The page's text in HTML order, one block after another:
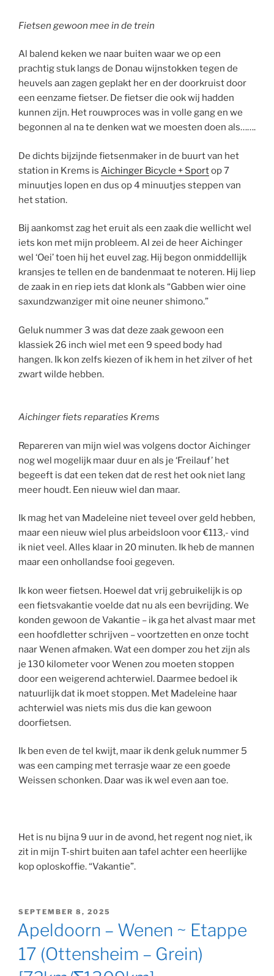
Fietsen gewoon mee in de trein
Al balend keken we naar buiten waar we op een
prachtig stuk langs de Donau wijnstokken tegen de
heuvels aan zagen geplakt her en der doorkruist door
een eenzame fietser. De fietser die ook wij hadden
kunnen zijn. Het rouwproces was in volle gang en we
begonnen al na te denken wat we moesten doen als…….
De dichts bijzijnde fietsenmaker in de buurt van het
station in Krems is Aichinger Bicycle + Sportop 7
minuutjes lopen en dus op 4 minuutjes steppen van
het station.
Bij aankomst zag het eruit als een zaak die wellicht wel
iets kon met mijn probleem. Al zei de heer Aichinger
wel ‘Oei’ toen hij het euvel zag. Hij begon onmiddellijk
kransjes te tellen en de bandenmaat te noteren. Hij liep
de zaak in en riep iets dat klonk als “Gabben wier oine
saxundzwanziger mit oine neuner shimono.”
Geluk nummer 3 was dat deze zaak gewoon een
klassiek 26 inch wiel met een 9 speed body had
hangen. Ik kon zelfs kiezen of ik hem in het zilver of het
zwart wilde hebben.
Aichinger fiets reparaties Krems
Repareren van mijn wiel was volgens doctor Aichinger
nog wel mogelijk maar duur en als je ‘Freilauf’ het
begeeft is dat een teken dat de rest het ook niet lang
meer houdt. Een nieuw wiel dan maar.
Ik mag het van Madeleine niet teveel over geld hebben,
maar een nieuw wiel plus arbeidsloon voor €113,- vind
ik niet veel. Alles klaar in 20 minuten. Ik heb de mannen
maar een onhollandse fooi gegeven.
Ik kon weer fietsen. Hoewel dat vrij gebruikelijk is op
een fietsvakantie voelde dat nu als een bevrijding. We
konden gewoon de Vakantie – ik ga het alvast maar met
een hoofdletter schrijven – voortzetten en onze tocht
naar Wenen afmaken. Wat een domper zou het zijn als
je 130 kilometer voor Wenen zou moeten stoppen
door een weigerend achterwiel. Daarmee bedoel ik
natuurlijk dat ik moet stoppen. Met Madeleine haar
achterwiel was niets mis dus die kan gewoon
doorfietsen.
Ik ben even de tel kwijt, maar ik denk geluk nummer 5
was een camping met terrasje waar ze een goede
Weissen schonken. Daar was ik wel even aan toe.
Het is nu bijna 9 uur in de avond, het regent nog niet, ik
zit in mijn T-shirt buiten aan tafel achter een heerlijke
kop oploskoffie. “Vakantie”.
GEPLAATST
OP
SEPTEMBER 8, 2025
Apeldoorn – Wenen ~ Etappe
17 (Ottensheim – Grein)